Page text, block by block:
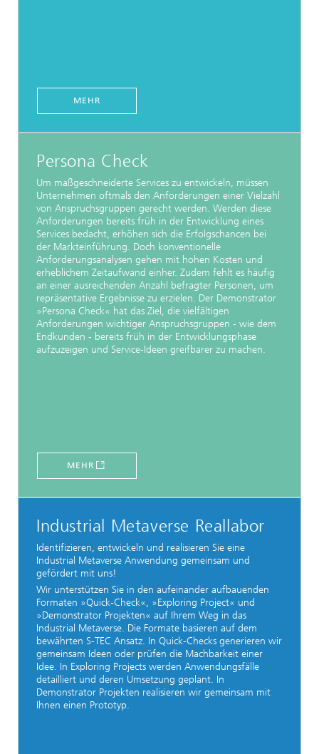
MEHR
Persona Check
Um maßgeschneiderte Services zu entwickeln, müssen
Unternehmen oftmals den Anforderungen einer Vielzahl
von Anspruchsgruppen gerecht werden. Werden diese
Anforderungen bereits früh in der Entwicklung eines
Services bedacht, erhöhen sich die Erfolgschancen bei
der Markteinführung. Doch konventionelle
Anforderungsanalysen gehen mit hohen Kosten und
erheblichem Zeitaufwand einher. Zudem fehlt es häufig
an einer ausreichenden Anzahl befragter Personen, um
repräsentative Ergebnisse zu erzielen. Der Demonstrator
»Persona Check« hat das Ziel, die vielfältigen
Anforderungen wichtiger Anspruchsgruppen - wie dem
Endkunden - bereits früh in der Entwicklungsphase
aufzuzeigen und Service-Ideen greifbarer zu machen.
MEHR
Industrial Metaverse Reallabor​
Identifizieren, entwickeln und realisieren Sie eine
Industrial Metaverse Anwendung gemeinsam und
gefördert mit uns!​
Wir unterstützen Sie in den aufeinander aufbauenden
Formaten »Quick-Check«, »Exploring Project« und
»Demonstrator Projekten« auf Ihrem Weg in das
Industrial Metaverse. Die Formate basieren auf dem
bewährten S-TEC Ansatz. In Quick-Checks generieren wir
gemeinsam Ideen oder prüfen die Machbarkeit einer
Idee. In Exploring Projects werden Anwendungsfälle
detailliert und deren Umsetzung geplant. In
Demonstrator Projekten realisieren wir gemeinsam mit
Ihnen einen Prototyp.